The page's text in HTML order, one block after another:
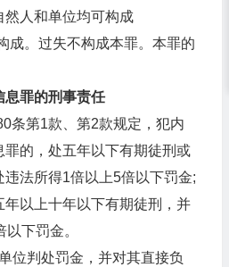
人和单位均可构成
。过失不构成本罪。本罪的
息罪的刑事责任
第1款、第2款规定，犯内
的，处五年以下有期徒刑或
法所得1倍以上5倍以下罚金;
以上十年以下有期徒刑，并
下罚金。
判处罚金，并对其直接负